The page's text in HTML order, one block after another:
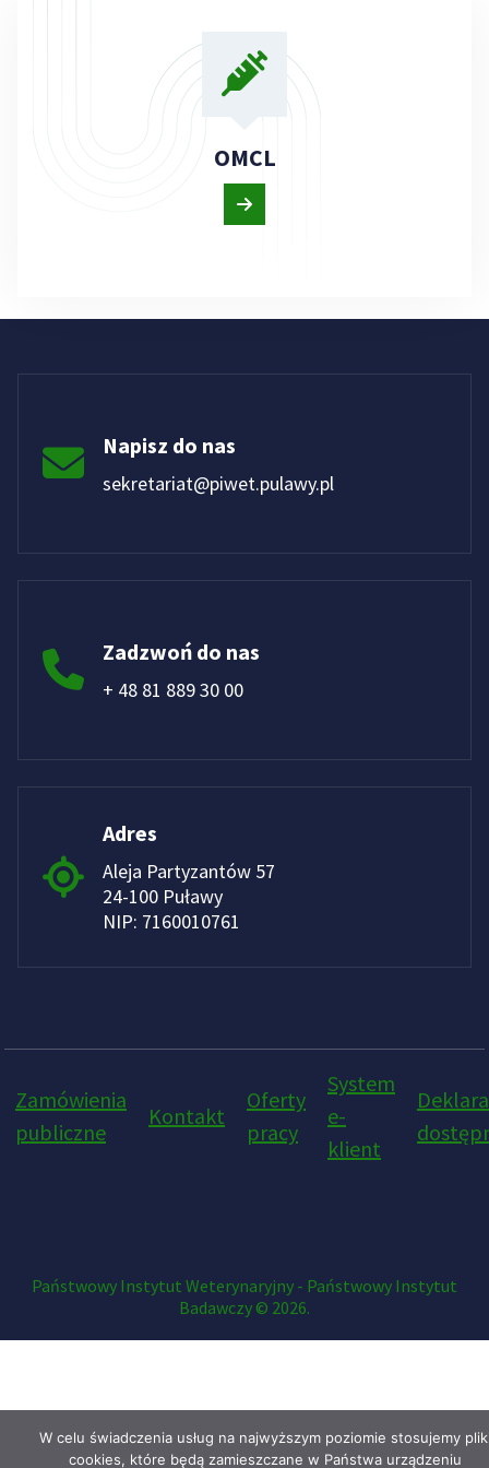
OMCL
Napisz do nas
sekretariat@piwet.pulawy.pl
Zadzwoń do nas
+ 48 81 889 30 00
Adres
Aleja Partyzantów 57
24-100 Puławy
NIP: 7160010761
Zamówienia
publiczne
Kontakt
Oferty
pracy
System
e-
klient
Państwowy Instytut Weterynaryjny - Państwowy Instytut
Badawczy © 2026.
W celu świadczenia usług na najwyższym poziomie stosujemy
cookies, które będą zamieszczane w Państwa urządzeniu